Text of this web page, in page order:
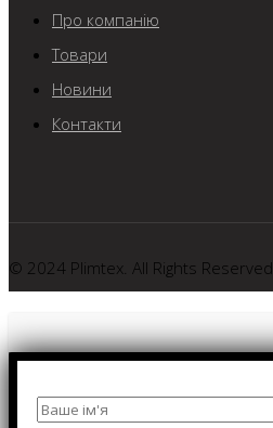
Про компанію
Товари
Новини
Контакти
© 2024 Plimtex. All Rights Reserved